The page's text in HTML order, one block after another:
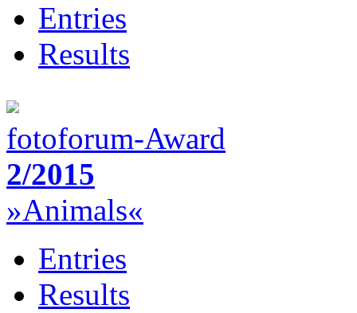
Entries
Results
fotoforum-Award
2/2015
»Animals«
Entries
Results